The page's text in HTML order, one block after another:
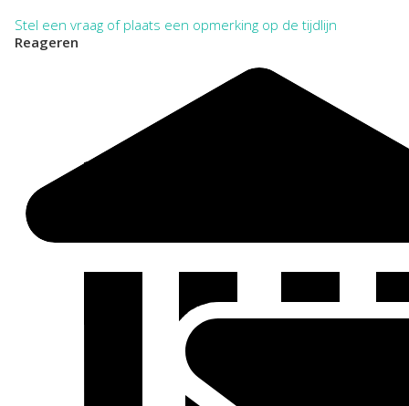
Stel een vraag of plaats een opmerking op de tijdlijn
Reageren